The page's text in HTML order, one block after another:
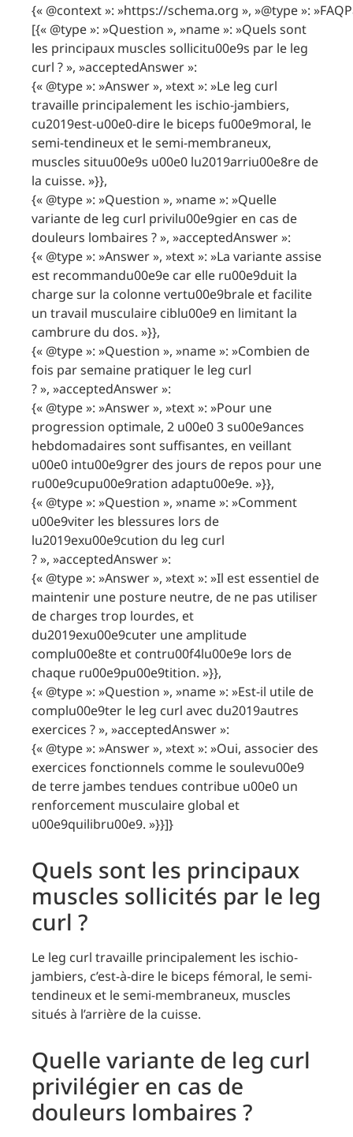
{« @context »: »https://schema.org », »@type »:
[{« @type »: »Question », »name »: »Quels sont
les principaux muscles sollicitu00e9s par le leg
curl ? », »acceptedAnswer »:
{« @type »: »Answer », »text »: »Le leg curl
travaille principalement les ischio-jambiers,
cu2019est-u00e0-dire le biceps fu00e9moral, le
semi-tendineux et le semi-membraneux,
muscles situu00e9s u00e0 lu2019arriu00e8re de
la cuisse. »}},
{« @type »: »Question », »name »: »Quelle
variante de leg curl privilu00e9gier en cas de
douleurs lombaires ? », »acceptedAnswer »:
{« @type »: »Answer », »text »: »La variante assise
est recommandu00e9e car elle ru00e9duit la
charge sur la colonne vertu00e9brale et facilite
un travail musculaire ciblu00e9 en limitant la
cambrure du dos. »}},
{« @type »: »Question », »name »: »Combien de
fois par semaine pratiquer le leg curl
? », »acceptedAnswer »:
{« @type »: »Answer », »text »: »Pour une
progression optimale, 2 u00e0 3 su00e9ances
hebdomadaires sont suffisantes, en veillant
u00e0 intu00e9grer des jours de repos pour une
ru00e9cupu00e9ration adaptu00e9e. »}},
{« @type »: »Question », »name »: »Comment
u00e9viter les blessures lors de
lu2019exu00e9cution du leg curl
? », »acceptedAnswer »:
{« @type »: »Answer », »text »: »Il est essentiel de
maintenir une posture neutre, de ne pas utiliser
de charges trop lourdes, et
du2019exu00e9cuter une amplitude
complu00e8te et contru00f4lu00e9e lors de
chaque ru00e9pu00e9tition. »}},
{« @type »: »Question », »name »: »Est-il utile de
complu00e9ter le leg curl avec du2019autres
exercices ? », »acceptedAnswer »:
{« @type »: »Answer », »text »: »Oui, associer des
exercices fonctionnels comme le soulevu00e9
de terre jambes tendues contribue u00e0 un
renforcement musculaire global et
u00e9quilibru00e9. »}}]}
Quels sont les principaux
muscles sollicités par le leg
curl ?
Le leg curl travaille principalement les ischio-
jambiers, c’est-à-dire le biceps fémoral, le semi-
tendineux et le semi-membraneux, muscles
situés à l’arrière de la cuisse.
Quelle variante de leg curl
privilégier en cas de
douleurs lombaires ?